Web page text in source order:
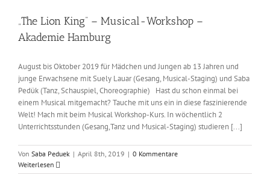
„The Lion King“ – Musical-Workshop –
Akademie Hamburg
August bis Oktober 2019 für Mädchen und Jungen ab 13 Jahren und
junge Erwachsene mit Suely Lauar (Gesang, Musical-Staging) und Saba
Pedük (Tanz, Schauspiel, Choreographie) Hast du schon einmal bei
einem Musical mitgemacht? Tauche mit uns ein in diese faszinierende
Welt! Mach mit beim Musical Workshop-Kurs. In wöchentlich 2
Unterrichtsstunden (Gesang,Tanz und Musical-Staging) studieren [...]
Von Saba Peduek | April 8th, 2019 | 0 Kommentare
Weiterlesen